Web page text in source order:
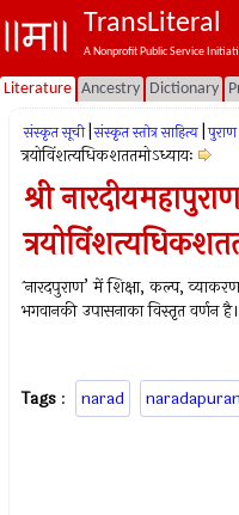
TransLiteral
A Nonprofit Public Service
Literature Ancestry Dictionary
संस्कृत सूची संस्कृत स्तोत्र साहित्य पुराण
त्रयोविंशत्यधिकशततमोऽध्यायः
श्री
`नारदपुराण’ में शिक्षा, कल्प,
भगवानकी उपासनाका विस्तृत वर्णन है।
Tags : narad